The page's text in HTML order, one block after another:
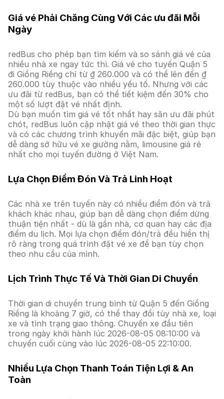
Giá vé Phải Chăng Cùng Với Các ưu đãi Mỗi
Ngày
redBus cho phép bạn tìm kiếm và so sánh giá vé của
nhiều nhà xe ngay tức thì. Giá vé cho tuyến Quận 5
đi Giồng Riềng chỉ từ ₫ 260.000 và có thể lên đến ₫
260.000 tùy thuộc vào nhiều yếu tố. Nhưng với các
ưu đãi từ redBus, bạn có thể tiết kiệm đến 30% cho
một số lượt đặt vé nhất định.
Dù bạn muốn tìm giá vé tốt nhất hay săn ưu đãi phút
chót, redBus luôn cập nhật giá vé theo thời gian thực
và có các chương trình khuyến mãi đặc biệt, giúp bạn
dễ dàng sở hữu vé xe giường nằm, limousine giá rẻ
nhất cho mọi tuyến đường ở Việt Nam.
Lựa Chọn Điểm Đón Và Trả Linh Hoạt
Các nhà xe trên tuyến này có nhiều điểm đón và trả
khách khác nhau, giúp bạn dễ dàng chọn điểm dừng
thuận tiện nhất - dù là gần nhà, cơ quan hay các địa
điểm du lịch. Mọi lựa chọn điểm đón/trả đều hiển thị
rõ ràng trong quá trình đặt vé xe để bạn tùy chọn
theo nhu cầu của mình.
Lịch Trình Thực Tế Và Thời Gian Di Chuyển
Thời gian di chuyển trung bình từ Quận 5 đến Giồng
Riềng là khoảng 7 giờ, có thể thay đổi tùy nhà xe, loại
xe và tình trạng giao thông. Chuyến xe đầu tiên
trong ngày khởi hành lúc 2026-08-05 08:10:00 và
chuyến cuối cùng vào lúc 2026-08-05 22:10:00.
Nhiều Lựa Chọn Thanh Toán Tiện Lợi & An
Toàn